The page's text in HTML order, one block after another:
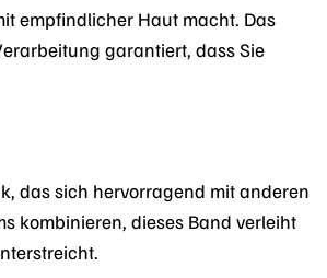
empfindlicher Haut macht. Das
garantiert, dass Sie
das sich hervorragend mit anderen
kombinieren, dieses Band verleiht